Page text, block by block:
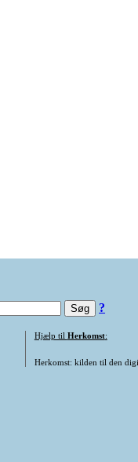
?
Hjælp til Herkomst:
Herkomst: kilden til den